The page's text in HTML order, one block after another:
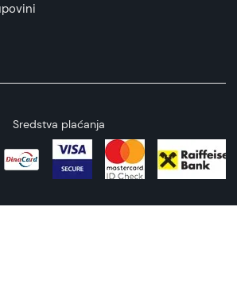
Sredstva plaćanja